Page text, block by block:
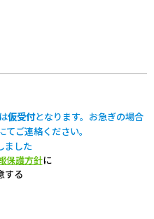
仮受付となります。お急ぎの場合
ご連絡ください。
ました
保護方針に
する